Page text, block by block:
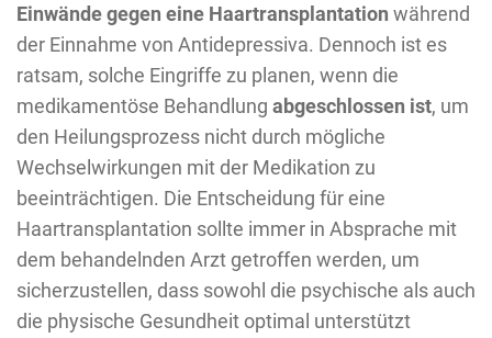
Einwände gegen eine Haartransplantation während
der Einnahme von Antidepressiva. Dennoch ist es
ratsam, solche Eingriffe zu planen, wenn die
medikamentöse Behandlung abgeschlossen ist, um
den Heilungsprozess nicht durch mögliche
Wechselwirkungen mit der Medikation zu
beeinträchtigen. Die Entscheidung für eine
Haartransplantation sollte immer in Absprache mit
dem behandelnden Arzt getroffen werden, um
sicherzustellen, dass sowohl die psychische als auch
die physische Gesundheit optimal unterstützt